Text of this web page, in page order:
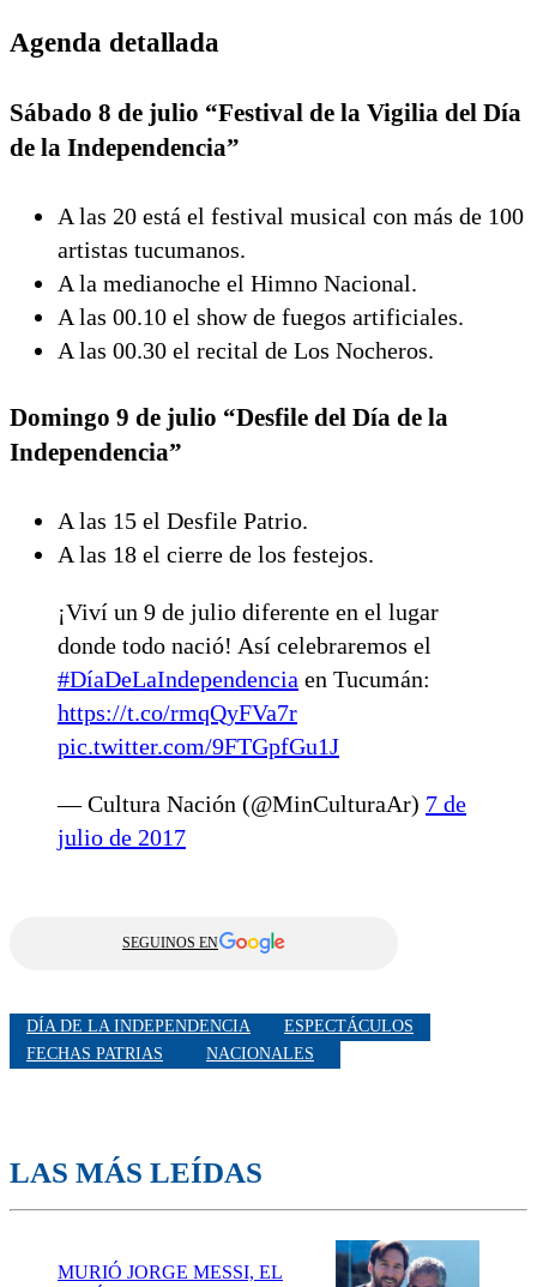
Agenda detallada
Sábado 8 de julio “Festival de la Vigilia del Día
de la Independencia”
A las 20 está el festival musical con más de 100
artistas tucumanos.
A la medianoche el Himno Nacional.
A las 00.10 el show de fuegos artificiales.
A las 00.30 el recital de Los Nocheros.
Domingo 9 de julio “Desfile del Día de la
Independencia”
A las 15 el Desfile Patrio.
A las 18 el cierre de los festejos.
¡Viví un 9 de julio diferente en el lugar
donde todo nació! Así celebraremos el
#DíaDeLaIndependencia en Tucumán:
https://t.co/rmqQyFVa7r
pic.twitter.com/9FTGpfGu1J
— Cultura Nación (@MinCulturaAr) 7 de
julio de 2017
SEGUINOS EN
DÍA DE LA INDEPENDENCIA
ESPECTÁCULOS
FECHAS PATRIAS
NACIONALES
LAS MÁS LEÍDAS
MURIÓ JORGE MESSI, EL